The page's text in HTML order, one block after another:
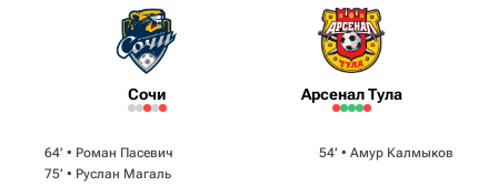
Сочи Арсенал Тула
64‎’‎ • Роман Пасевич
75‎’‎ • Руслан Магаль
54‎’‎ • Амур Калмыков